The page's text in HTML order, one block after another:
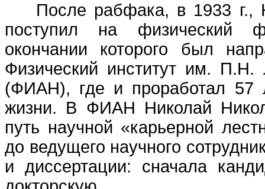
После рабфака, в 1933 г.,
поступил на физический
окончании которого был
Физический институт им.
(ФИАН), где и проработал 57
жизни. В ФИАН Николай
путь научной «карьерной
до ведущего научного
и диссертации: сначала